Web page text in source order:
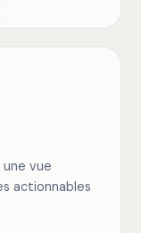
une vue
actionnables